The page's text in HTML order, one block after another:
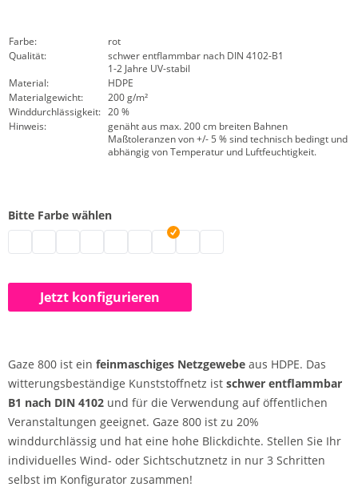
Farbe:
rot
Qualität:
schwer entflammbar nach DIN 4102-B1
1-2 Jahre UV-stabil
Material:
HDPE
Materialgewicht:
200 g/m²
Winddurchlässigkeit: 20 %
Hinweis:
genäht aus max. 200 cm breiten Bahnen
Maßtoleranzen von +/- 5 % sind technisch bedingt und
abhängig von Temperatur und Luftfeuchtigkeit.
Bitte Farbe wählen
Kunststoffnetz PE nach Maß | grau
Kunststoffnetz PE nach Maß | schwarz
Schattiergewebe | weiß
Kunststoffnetz PE nach Maß | blau
Kunststoffnetz PE nach Maß | hellblau
Kunststoffnetz PE nach Maß | grün
Kunststoffnetz PE nach Maß | rot
Kunststoffnetz PE nach Maß |
Jetzt konfigurieren
Gaze 800 ist ein feinmaschiges Netzgewebe aus HDPE. Das
witterungsbeständige Kunststoffnetz ist schwer entflammbar
B1 nach DIN 4102 und für die Verwendung auf öffentlichen
Veranstaltungen geeignet. Gaze 800 ist zu 20%
winddurchlässig und hat eine hohe Blickdichte. Stellen Sie Ihr
individuelles Wind- oder Sichtschutznetz in nur 3 Schritten
selbst im Konfigurator zusammen!